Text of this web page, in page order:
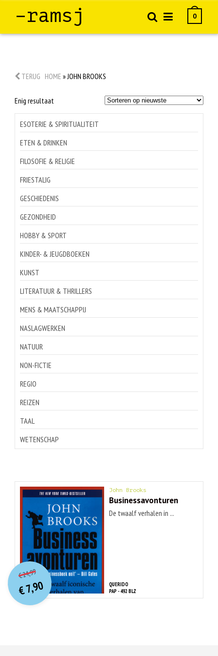
–ramsj 0
TERUG HOME »JOHN BROOKS
Enig resultaat
ESOTERIE & SPIRITUALITEIT
ETEN & DRINKEN
FILOSOFIE & RELIGIE
FRIESTALIG
GESCHIEDENIS
GEZONDHEID
HOBBY & SPORT
KINDER- & JEUGDBOEKEN
KUNST
LITERATUUR & THRILLERS
MENS & MAATSCHAPPIJ
NASLAGWERKEN
NATUUR
NON-FICTIE
REGIO
REIZEN
TAAL
WETENSCHAP
John Brooks
Businessavonturen
De twaalf verhalen in ...
QUERIDO
PAP - 492 BLZ
€24,99O
orspr
onkelijke
prijs
was:
€ 24,99.
€7,90
Huidige
prijs
is:
€ 7,90.